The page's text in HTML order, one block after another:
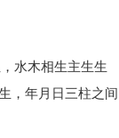
水木相生主生生
，年月日三柱之间